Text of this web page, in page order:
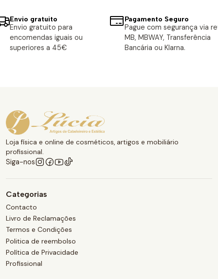
Envio gratuito
Envio gratuito para
encomendas iguais ou
superiores a 45€
Pagamento Seguro
Pague com segurança via
MB, MBWAY, Transferência
Bancária ou Klarna.
Loja física e online de cosméticos, artigos e mobiliário
profissional.
Siga-nos
Categorias
Contacto
Livro de Reclamações
Termos e Condições
Politica de reembolso
Política de Privacidade
Profissional